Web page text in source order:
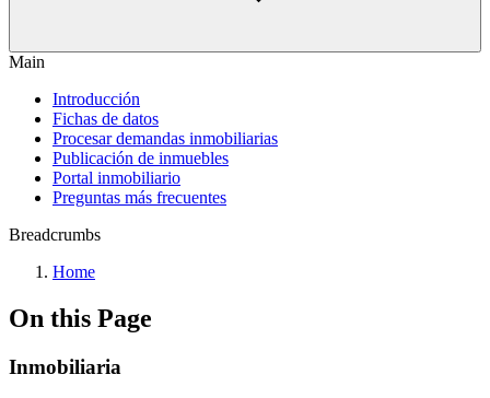
Main
Introducción
Fichas de datos
Procesar demandas inmobiliarias
Publicación de inmuebles
Portal inmobiliario
Preguntas más frecuentes
Breadcrumbs
Home
On this Page
Inmobiliaria